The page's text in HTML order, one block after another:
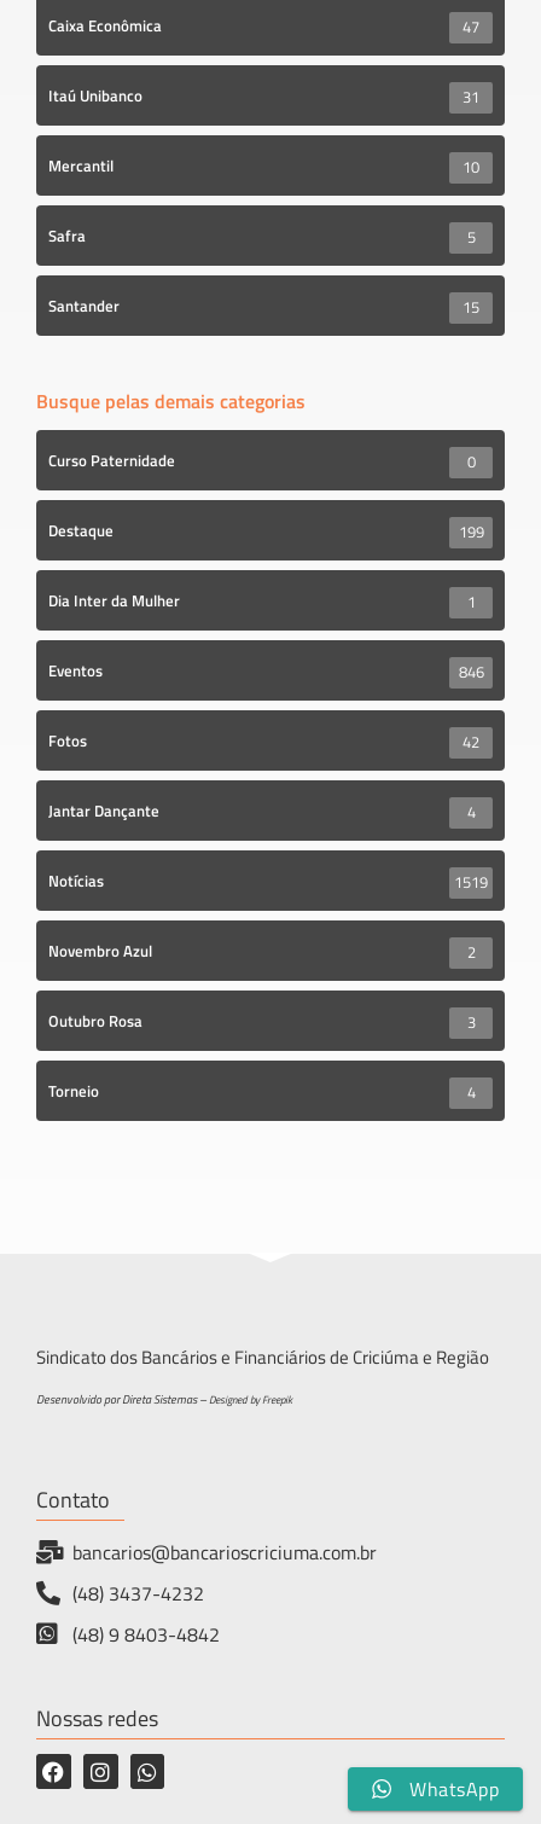
Caixa Econômica 47
Itaú Unibanco 31
Mercantil 10
Safra 5
Santander 15
Busque pelas demais categorias
Curso Paternidade 0
Destaque 199
Dia Inter da Mulher 1
Eventos 846
Fotos 42
Jantar Dançante 4
Notícias 1519
Novembro Azul 2
Outubro Rosa 3
Torneio 4
Sindicato dos Bancários e Financiários de Criciúma e Região
Desenvolvido por Direta Sistemas –Designed by Freepik
Contato
bancarios@bancarioscriciuma.com.br
(48) 3437-4232
(48) 9 8403-4842
Nossas redes
WhatsApp